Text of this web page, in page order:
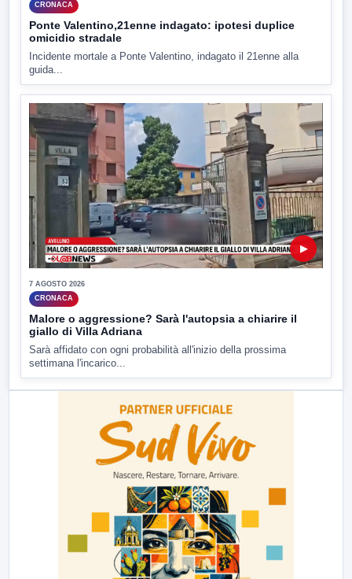
CRONACA
Ponte Valentino,21enne indagato: ipotesi duplice
omicidio stradale
Incidente mortale a Ponte Valentino, indagato il 21enne alla
guida...
▶
7 AGOSTO 2026
CRONACA
Malore o aggressione? Sarà l'autopsia a chiarire il
giallo di Villa Adriana
Sarà affidato con ogni probabilità all'inizio della prossima
settimana l'incarico...